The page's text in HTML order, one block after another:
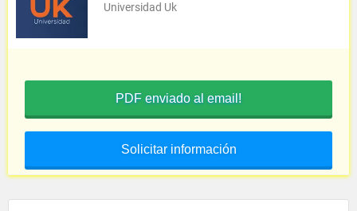
Universidad Uk
PDF enviado al email!
Solicitar información